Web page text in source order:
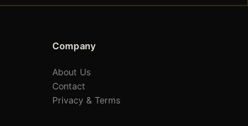
Company
About Us
Contact
Privacy & Terms